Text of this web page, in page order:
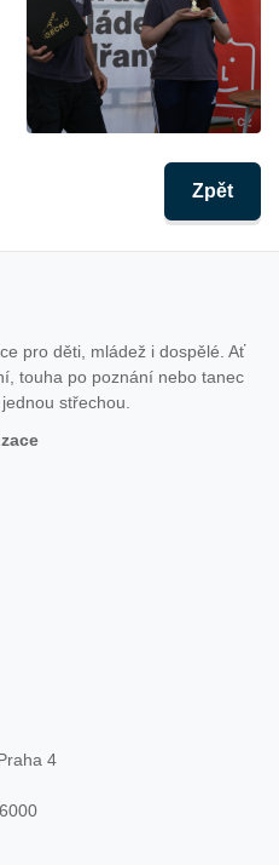
Zpět
pro děti, mládež i dospělé. Ať
touha po poznání nebo tanec
střechou.
4